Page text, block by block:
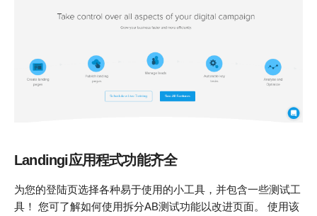
Landingi应用程式功能齐全
为您的登陆页选择各种易于使用的小工具，并包含一些测试工
具！ 您可了解如何使用拆分AB测试功能以改进页面。 使用该